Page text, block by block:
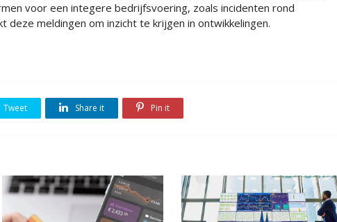
voor een integere bedrijfsvoering, zoals incidenten rond
deze meldingen om inzicht te krijgen in ontwikkelingen.
Tweet Share it Pin it